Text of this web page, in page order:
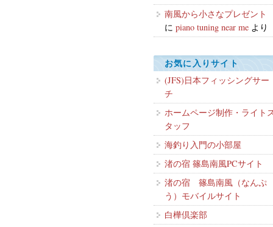
南風から小さなプレゼント
に piano tuning near me より
お気に入りサイト
(JFS)日本フィッシングサー
チ
ホームページ制作・ライト
タッフ
海釣り入門の小部屋
渚の宿 篠島南風PCサイト
渚の宿 篠島南風（なんぷ
う）モバイルサイト
白樺倶楽部